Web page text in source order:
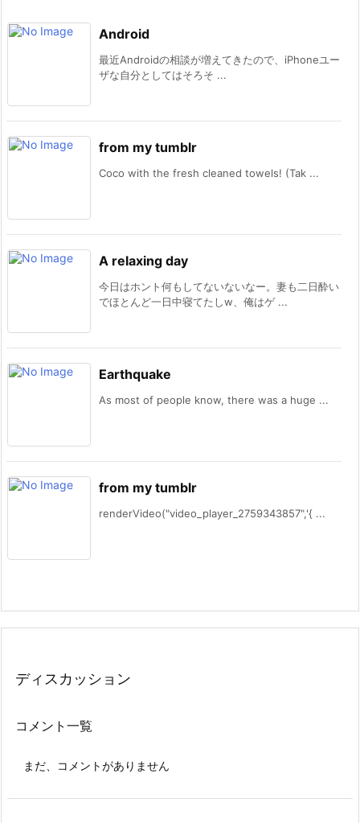
Android
最近Androidの相談が増えてきたので、iPhoneユー
ザな自分としてはそろそ ...
from my tumblr
Coco with the fresh cleaned towels! (Tak ...
A relaxing day
今日はホント何もしてないないなー。妻も二日酔い
でほとんど一日中寝てたしw、俺はゲ ...
Earthquake
As most of people know, there was a huge ...
from my tumblr
renderVideo("video_player_2759343857",'{ ...
ディスカッション
コメント一覧
まだ、コメントがありません